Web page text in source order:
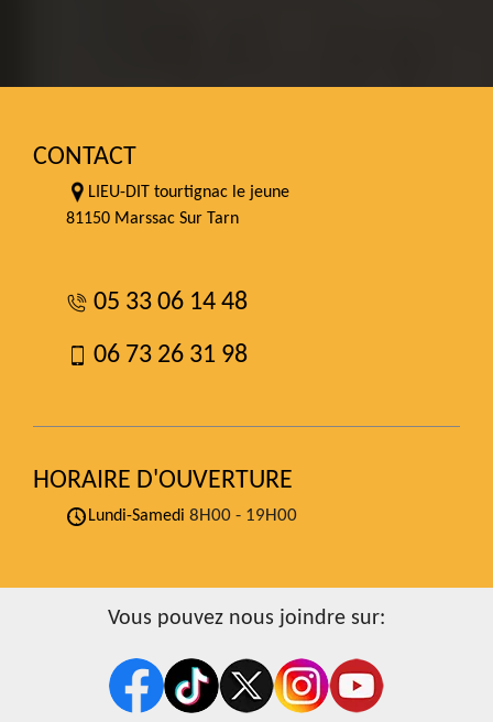
CONTACT
LIEU-DIT tourtignac le jeune
81150 Marssac Sur Tarn
05 33 06 14 48
06 73 26 31 98
HORAIRE D'OUVERTURE
Lundi-Samedi 8H00 - 19H00
Vous pouvez nous joindre sur: